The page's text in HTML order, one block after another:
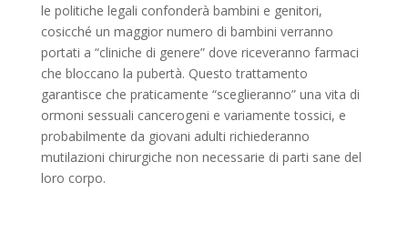
le politiche legali confonderà bambini e genitori,
cosicché un maggior numero di bambini verranno
portati a “cliniche di genere” dove riceveranno farmaci
che bloccano la pubertà. Questo trattamento
garantisce che praticamente “sceglieranno” una vita di
ormoni sessuali cancerogeni e variamente tossici, e
probabilmente da giovani adulti richiederanno
mutilazioni chirurgiche non necessarie di parti sane del
loro corpo.